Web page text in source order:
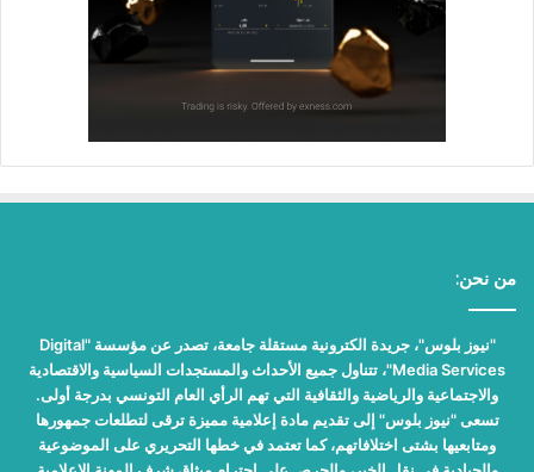
من نحن:
"نيوز بلوس"، جريدة الكترونية مستقلة جامعة، تصدر عن مؤسسة "Digital
Media Services"، تتناول جميع الأحداث والمستجدات السياسية والاقتصادية
والاجتماعية والرياضية والثقافية التي تهم الرأي العام التونسي بدرجة أولى.
تسعى "نيوز بلوس" إلى تقديم مادة إعلامية مميزة ترقى لتطلعات جمهورها
ومتابعيها بشتى اختلافاتهم، كما تعتمد في خطها التحريري على الموضوعية